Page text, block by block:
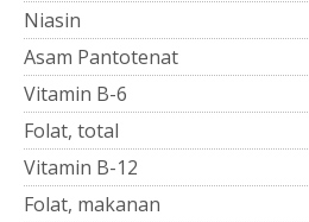
Niasin
Asam Pantotenat
Vitamin B-6
Folat, total
Vitamin B-12
Folat, makanan